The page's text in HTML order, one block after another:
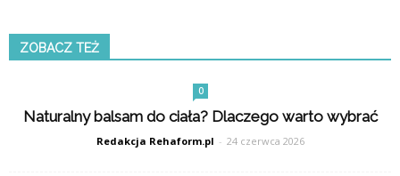
ZOBACZ TEŻ
0
Naturalny balsam do ciała? Dlaczego warto wybrać
Redakcja Rehaform.pl - 24 czerwca 2026